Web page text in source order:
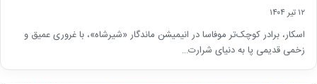
۱۲ تیر ۱۴۰۴
اسکار، برادر کوچک‌تر موفاسا در انیمیشن ماندگار «شیرشاه»، با غروری عمیق و
زخمی قدیمی پا به دنیای شرارت…